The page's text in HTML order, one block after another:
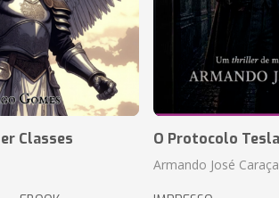
Classes O Protocolo Tesla
Armando José